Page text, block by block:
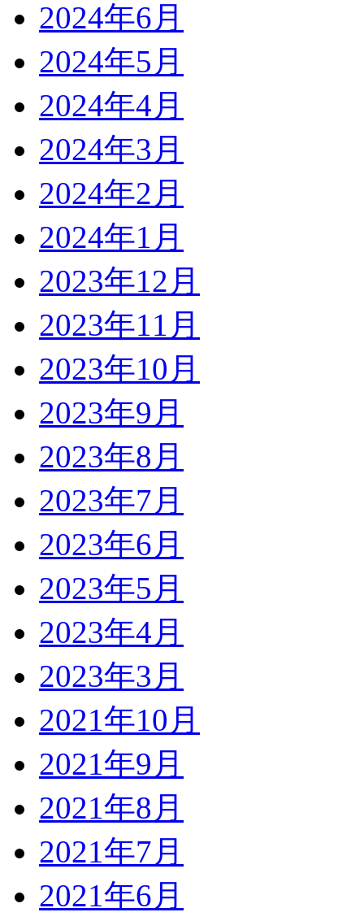
2024年6月
2024年5月
2024年4月
2024年3月
2024年2月
2024年1月
2023年12月
2023年11月
2023年10月
2023年9月
2023年8月
2023年7月
2023年6月
2023年5月
2023年4月
2023年3月
2021年10月
2021年9月
2021年8月
2021年7月
2021年6月